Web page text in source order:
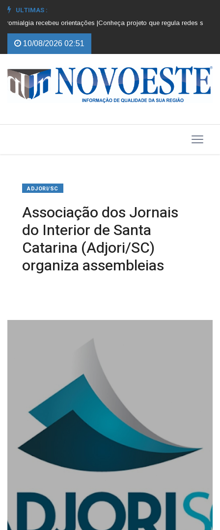
ULTIMAS :
recebeu orientações |Conheça projeto que regula redes sociais
10/08/2026 02:51
ADJORI/SC
Associação dos Jornais
do Interior de Santa
Catarina (Adjori/SC)
organiza assembleias